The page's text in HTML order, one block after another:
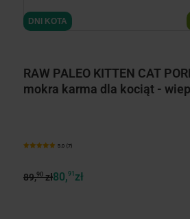
DNI KOTA
RAW PALEO KITTEN CAT
mokra karma dla kociąt -
5.0 (7)
89,90zł80,91 zł